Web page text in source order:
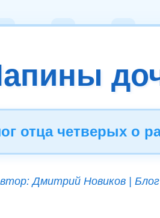
отца четверых о
Дмитрий Новиков |